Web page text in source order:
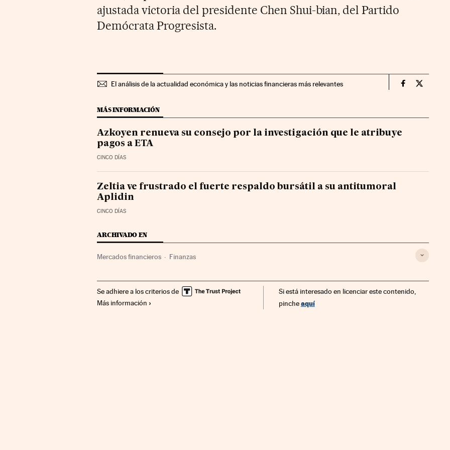
ajustada victoria del presidente Chen Shui-bian, del Partido
Demócrata Progresista.
El análisis de la actualidad económica y las noticias financieras más relevantes Mercados
MÁS INFORMACIÓN
Azkoyen renueva su consejo por la investigación que le atribuye
pagos a ETA
CINCO DÍAS
Zeltia ve frustrado el fuerte respaldo bursátil a su antitumoral
Aplidin
CINCO DÍAS
ARCHIVADO EN
Mercados financieros Finanzas
Se adhiere a los criterios de
Más información
Si está interesado en licenciar este contenido,
pincheaquí